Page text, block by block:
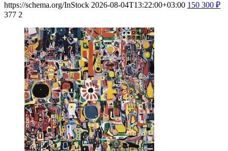
https://schema.org/InStock 2026-08-04T13:22:00+03:00 150 300 ₽
377 2